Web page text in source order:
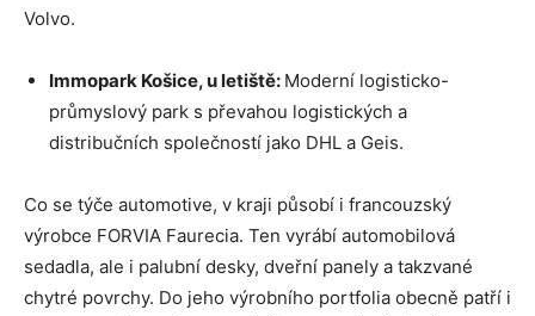
Volvo.
Immopark Košice, u letiště: Moderní logisticko-
průmyslový park s převahou logistických a
distribučních společností jako DHL a Geis.
Co se týče automotive, v kraji působí i francouzský
výrobce FORVIA Faurecia. Ten vyrábí automobilová
sedadla, ale i palubní desky, dveřní panely a takzvané
chytré povrchy. Do jeho výrobního portfolia obecně patří i